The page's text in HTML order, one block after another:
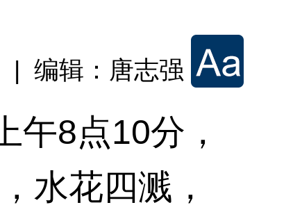
| 编辑：唐志强
8点10分，
水花四溅，